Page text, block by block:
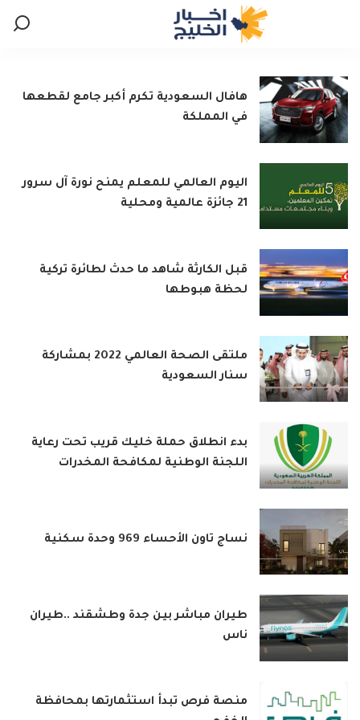
هافال السعودية تكرم أكبر جامع لقطعها
في المملكة
اليوم العالمي للمعلم يمنح نورة آل سرور
21 جائزة عالمية ومحلية
قبل الكارثة شاهد ما حدث لطائرة تركية
لحظة هبوطها
ملتقى الصحة العالمي 2022 بمشاركة
سنار السعودية
بدء انطلاق حملة خليك قريب تحت رعاية
اللجنة الوطنية لمكافحة المخدرات
نساج تاون الأحساء 969 وحدة سكنية
طيران مباشر بين جدة وطشقند ..طيران
ناس
منصة فرص تبدأ استثمارتها بمحافظة